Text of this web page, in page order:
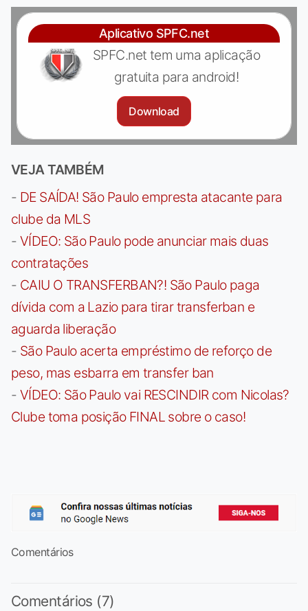
Aplicativo SPFC.net
SPFC.net tem uma aplicação
gratuita para android!
Download
VEJA TAMBÉM
- DE SAÍDA! São Paulo empresta atacante para
clube da MLS
- VÍDEO: São Paulo pode anunciar mais duas
contratações
- CAIU O TRANSFERBAN?! São Paulo paga
dívida com a Lazio para tirar transferban e
aguarda liberação
- São Paulo acerta empréstimo de reforço de
peso, mas esbarra em transfer ban
- VÍDEO: São Paulo vai RESCINDIR com Nicolas?
Clube toma posição FINAL sobre o caso!
Comentários
Comentários (7)